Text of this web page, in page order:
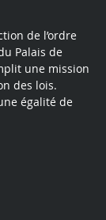
de l’ordre
Palais de
une mission
des lois.
égalité de